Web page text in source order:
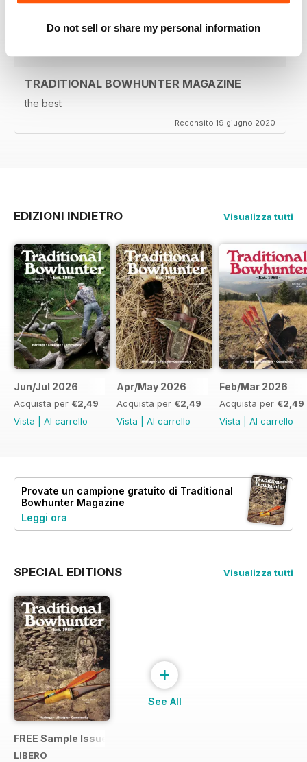
Do not sell or share my personal information
TRADITIONAL BOWHUNTER MAGAZINE
the best
Recensito 19 giugno 2020
EDIZIONI INDIETRO Visualizza tutti
Jun/Jul 2026
Acquista per €2,49
Vista
Al carrello
Apr/May 2026
Acquista per €2,49
Vista
Al carrello
Feb/Mar 2026
Acquista per €2,49
Vista
Al carrello
Provate un campione gratuito di Traditional
Bowhunter Magazine
Leggi ora
SPECIAL EDITIONS Visualizza tutti
FREE Sample Issue
LIBERO
+
See All